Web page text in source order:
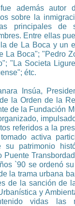
además autor
sobre la
principales de
Entre ellas
de La Boca y un
La Boca"; "Pedro
"La Societa
étc.
Insúa,
la Orden de la
de la Fundación
referidos a la
activa
su patrimonio
Puente
`90 se ordenó
la trama urbana
de la sanción de
y
vidas las